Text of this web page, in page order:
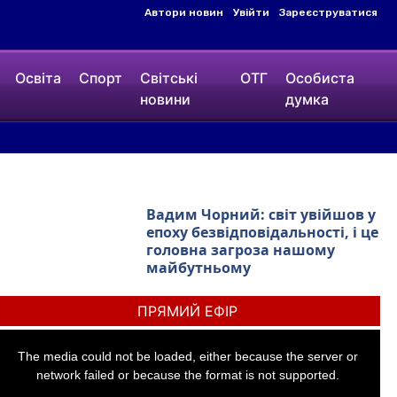
Автори новин Увійти Зареєструватися
Освіта Спорт
Світські
новини
ОТГ
Особиста
думка
Вадим Чорний: світ увійшов у
епоху безвідповідальності, і це
головна загроза нашому
майбутньому
The media could not be loaded, either because the server or
network failed or because the format is not supported.